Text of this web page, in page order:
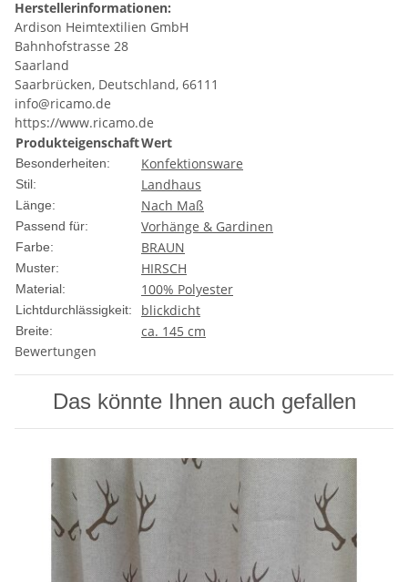
Herstellerinformationen:
Ardison Heimtextilien GmbH
Bahnhofstrasse 28
Saarland
Saarbrücken, Deutschland, 66111
info@ricamo.de
https://www.ricamo.de
ProdukteigenschaftWert
Besonderheiten: Konfektionsware
Stil: Landhaus
Länge: Nach Maß
Passend für: Vorhänge & Gardinen
Farbe: BRAUN
Muster: HIRSCH
Material: 100% Polyester
Lichtdurchlässigkeit: blickdicht
Breite:
ca. 145 cm
Bewertungen
Das könnte Ihnen auch gefallen